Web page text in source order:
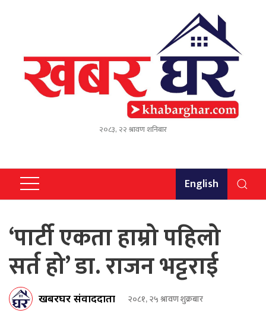
२०८३, २२ श्रावण शनिबार
English
‘पार्टी एकता हाम्रो पहिलो
सर्त हो’ डा. राजन भट्टराई
खबरघर संवाददाता २०८१, २५ श्रावण शुक्रबार